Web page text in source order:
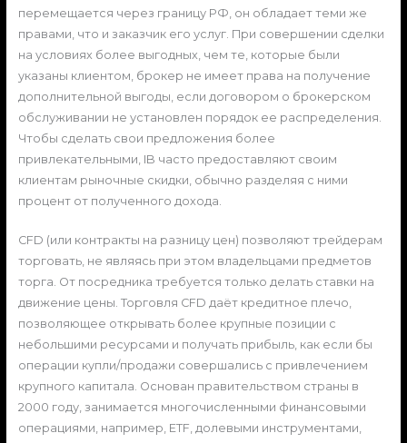
перемещается через границу РФ, он обладает теми же
правами, что и заказчик его услуг. При совершении сделки
на условиях более выгодных, чем те, которые были
указаны клиентом, брокер не имеет права на получение
дополнительной выгоды, если договором о брокерском
обслуживании не установлен порядок ее распределения.
Чтобы сделать свои предложения более
привлекательными, IB часто предоставляют своим
клиентам рыночные скидки, обычно разделяя с ними
процент от полученного дохода.
CFD (или контракты на разницу цен) позволяют трейдерам
торговать, не являясь при этом владельцами предметов
торга. От посредника требуется только делать ставки на
движение цены. Торговля CFD даёт кредитное плечо,
позволяющее открывать более крупные позиции с
небольшими ресурсами и получать прибыль, как если бы
операции купли/продажи совершались с привлечением
крупного капитала. Основан правительством страны в
2000 году, занимается многочисленными финансовыми
операциями, например, ETF, долевыми инструментами,